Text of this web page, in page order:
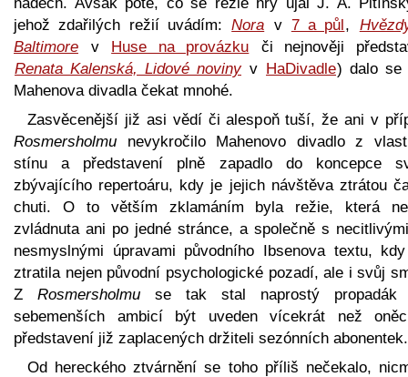
jehož zdařilých režií uvádím: Nora v 7 a půl,
Baltimore v Huse na provázku či nejnověji
Renata Kalenská, Lidové noviny v HaDivadle) dalo se
Mahenova divadla čekat mnohé.
Zasvěcenější již asi vědí či alespoň tuší, že ani v
Rosmersholmu nevykročilo Mahenovo divadlo z
stínu a představení plně zapadlo do koncepce
zbývajícího repertoáru, kdy je jejich návštěva ztrátou
chuti. O to větším zklamáním byla režie, která
zvládnuta ani po jedné stránce, a společně s
nesmyslnými úpravami původního Ibsenova textu,
ztratila nejen původní psychologické pozadí, ale i svůj
Z Rosmersholmu se tak stal naprostý propadák
sebemenších ambicí být uveden vícekrát než
představení již zaplacených držiteli sezónních abonentek.
Od hereckého ztvárnění se toho příliš nečekalo,